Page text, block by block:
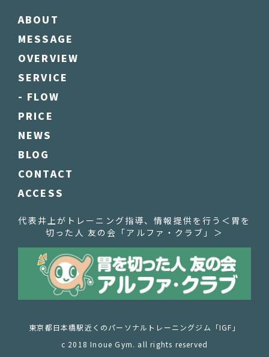
ABOUT
MESSAGE
OVERVIEW
SERVICE
- FLOW
PRICE
NEWS
BLOG
CONTACT
ACCESS
代表井上がトレーニング指導、情報提供を行う ＜胃を
切った人 友の会「アルファ・クラブ」＞
東京都日本橋駅近くのパーソナルトレーニングジム「IGF」
c 2018 Inoue Gym. all rights reserved